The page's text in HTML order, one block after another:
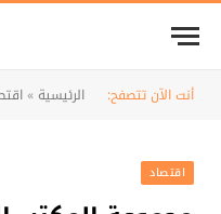
أنت الآن تتصفح: الرئيسية»
اقتصاد